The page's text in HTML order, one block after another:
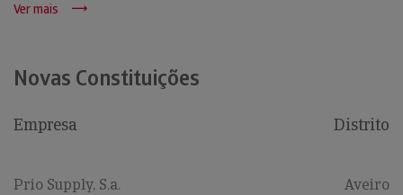
Ver mais
Novas Constituições
Empresa Distrito
Prio Supply, S.a. Aveiro